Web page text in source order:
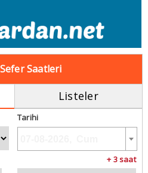
Saatleri
Listeler
Tarihi
+ 3 saat